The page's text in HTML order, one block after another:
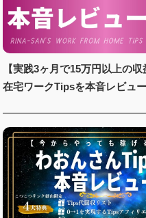
【実践3ヶ月で15万円以上の
在宅ワークTipsを本音レビュー